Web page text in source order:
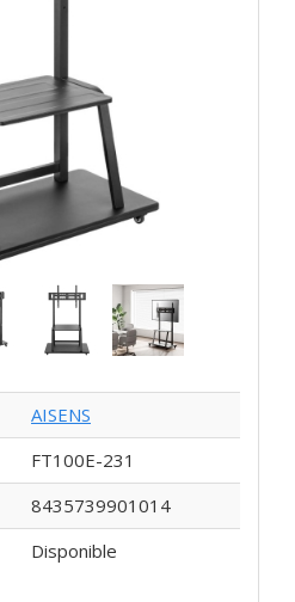
AISENS
FT100E-231
8435739901014
Disponible